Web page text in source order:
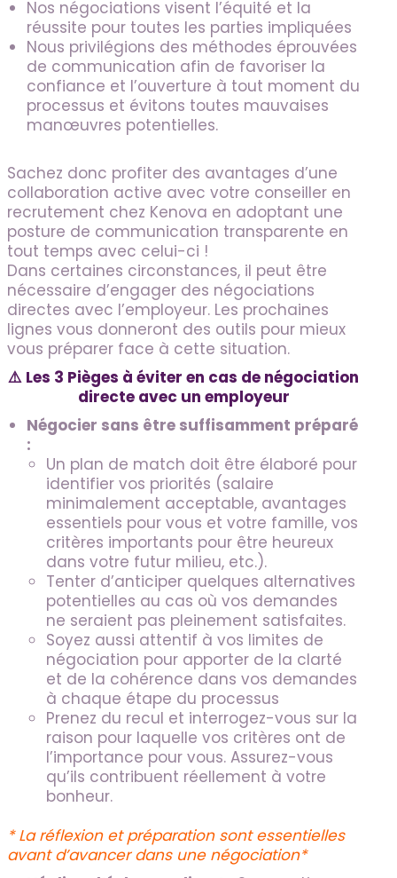
Nos négociations visent l’équité et la
réussite pour toutes les parties impliquées
Nous privilégions des méthodes éprouvées
de communication afin de favoriser la
confiance et l’ouverture à tout moment du
processus et évitons toutes mauvaises
manœuvres potentielles.
Sachez donc profiter des avantages d’une
collaboration active avec votre conseiller en
recrutement chez Kenova en adoptant une
posture de communication transparente en
tout temps avec celui-ci !
Dans certaines circonstances, il peut être
nécessaire d’engager des négociations
directes avec l’employeur. Les prochaines
lignes vous donneront des outils pour mieux
vous préparer face à cette situation.
⚠️ Les 3 Pièges à éviter en cas de négociation
directe avec un employeur
Négocier sans être suffisamment préparé
:
Un plan de match doit être élaboré pour
identifier vos priorités (salaire
minimalement acceptable, avantages
essentiels pour vous et votre famille, vos
critères importants pour être heureux
dans votre futur milieu, etc.).
Tenter d’anticiper quelques alternatives
potentielles au cas où vos demandes
ne seraient pas pleinement satisfaites.
Soyez aussi attentif à vos limites de
négociation pour apporter de la clarté
et de la cohérence dans vos demandes
à chaque étape du processus
Prenez du recul et interrogez-vous sur la
raison pour laquelle vos critères ont de
l’importance pour vous. Assurez-vous
qu’ils contribuent réellement à votre
bonheur.
* La réflexion et préparation sont essentielles
avant d’avancer dans une négociation*